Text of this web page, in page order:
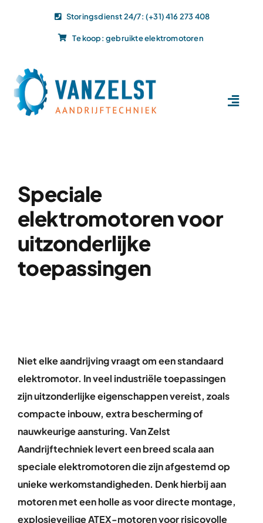
Storingsdienst 24/7: (+31) 416 273 408
Te koop: gebruikte elektromotoren
Actueel
Projecten
Over ons
Speciale
elektromotoren voor
uitzonderlijke
toepassingen
Niet elke aandrijving vraagt om een standaard
elektromotor. In veel industriële toepassingen
zijn uitzonderlijke eigenschappen vereist, zoals
compacte inbouw, extra bescherming of
nauwkeurige aansturing. Van Zelst
Aandrijftechniek levert een breed scala aan
speciale elektromotoren die zijn afgestemd op
unieke werkomstandigheden. Denk hierbij aan
motoren met een holle as voor directe montage,
explosieveilige ATEX-motoren voor risicovolle